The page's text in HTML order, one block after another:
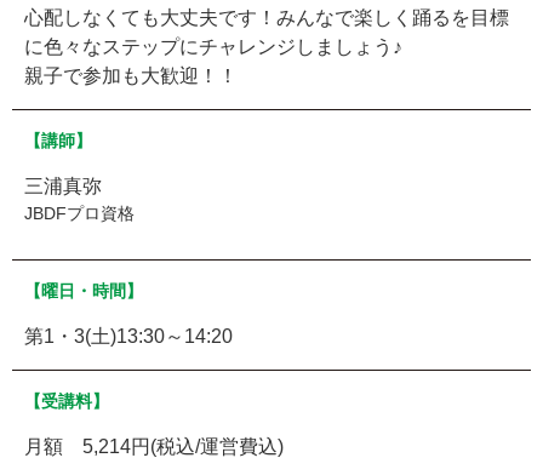
心配しなくても大丈夫です！みんなで楽しく踊るを目標
に色々なステップにチャレンジしましょう♪
親子で参加も大歓迎！！
【講師】
三浦真弥
JBDFプロ資格
【曜日・時間】
第1・3(土)13:30～14:20
【受講料】
月額 5,214円(税込/運営費込)